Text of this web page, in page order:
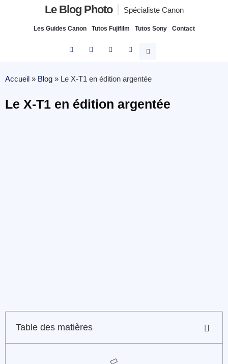
Le Blog Photo Spécialiste Canon
Les Guides Canon Tutos Fujifilm Tutos Sony Contact
Accueil » Blog » Le X-T1 en édition argentée
Le X-T1 en édition argentée
Table des matières